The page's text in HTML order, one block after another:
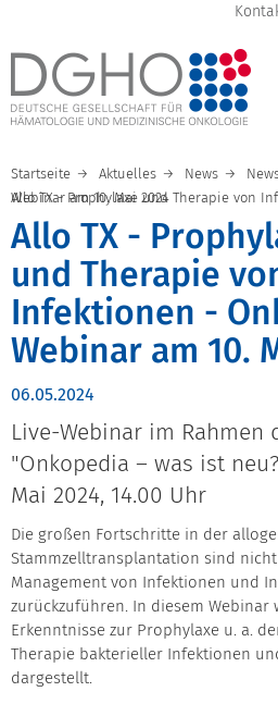
Startseite Aktuelles News
Allo TX - Prophylaxe und Therapie von Infektionen - Onkopedia-Webinar am 10. Mai 2024
Allo TX -
und Therapie
Infektionen -
Webinar am 10.
06.05.2024
Live-Webinar im Rahmen
"Onkopedia – was ist
Mai 2024, 14.00 Uhr
Die großen Fortschritte in der
Stammzelltransplantation sind
Management von Infektionen und
zurückzuführen. In diesem Webinar
Erkenntnisse zur Prophylaxe u. a.
Therapie bakterieller Infektionen
dargestellt.